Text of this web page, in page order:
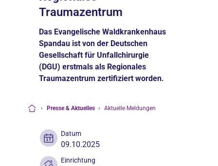
Traumazentrum
Das Evangelische Waldkrankenhaus
Spandau ist von der Deutschen
Gesellschaft für Unfallchirurgie
(DGU) erstmals als Regionales
Traumazentrum zertifiziert worden.
› Presse & Aktuelles › Aktuelle Meldungen
Datum
09.10.2025
Einrichtung